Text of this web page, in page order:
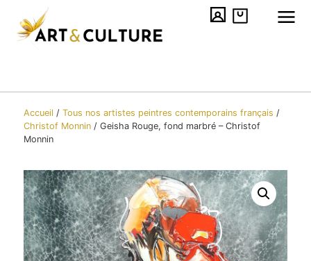
Accueil / Tous nos artistes peintres contemporains​ français /
Christof Monnin/ Geisha Rouge, fond marbré – Christof
Monnin